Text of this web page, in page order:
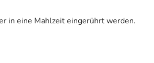
in eine Mahlzeit eingerührt werden.